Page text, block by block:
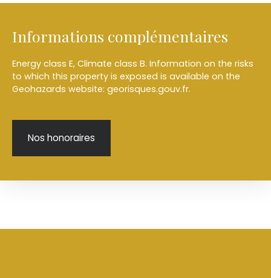
Informations complémentaires
Energy class E, Climate class B. Information on the risks
to which this property is exposed is available on the
Geohazards website: georisques.gouv.fr.
Nos honoraires